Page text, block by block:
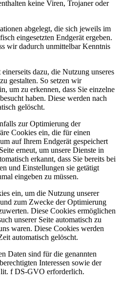
keine Viren, Trojaner oder
abgelegt, die sich jeweils im
eingesetzten Endgerät ergeben.
wir dadurch unmittelbar Kenntnis
dazu, die Nutzung unseres
gestalten. So setzen wir
um zu erkennen, dass Sie einzelne
haben. Diese werden nach
gelöscht.
zur Optimierung der
Cookies ein, die für einen
auf Ihrem Endgerät gespeichert
erneut, um unsere Dienste in
erkannt, dass Sie bereits bei
und Einstellungen sie getätigt
eingeben zu müssen.
ein, um die Nutzung unserer
zum Zwecke der Optimierung
Diese Cookies ermöglichen
unserer Seite automatisch zu
waren. Diese Cookies werden
automatisch gelöscht.
Daten sind für die genannten
Interessen sowie der
f DS-GVO erforderlich.